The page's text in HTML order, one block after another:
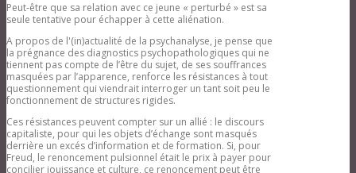
Peut-être que sa relation avec ce jeune « perturbé » est sa
seule tentative pour échapper à cette aliénation.
A propos de l'(in)actualité de la psychanalyse, je pense que
la prégnance des diagnostics psychopathologiques qui ne
tiennent pas compte de l’être du sujet, de ses souffrances
masquées par l’apparence, renforce les résistances à tout
questionnement qui viendrait interroger un tant soit peu le
fonctionnement de structures rigides.
Ces résistances peuvent compter sur un allié : le discours
capitaliste, pour qui les objets d’échange sont masqués
derrière un excés d’information et de formation. Si, pour
Freud, le renoncement pulsionnel était le prix à payer pour
concilier jouissance et culture, ce renoncement peut être